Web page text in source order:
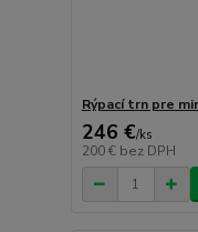
Rýpací trn pre
246 €/ks
200 € bez DPH